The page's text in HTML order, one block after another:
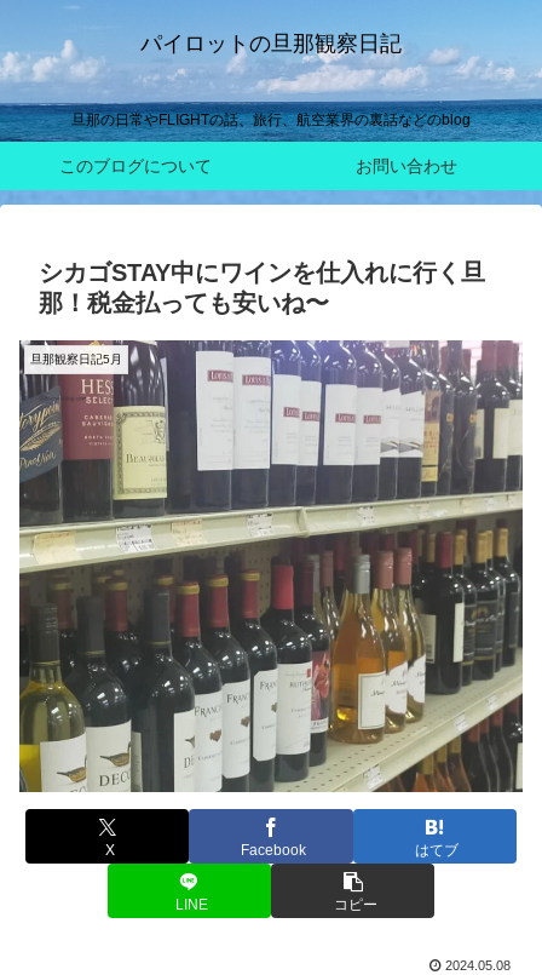
パイロットの旦那観察日記
旦那の日常やFLIGHTの話、旅行、航空業界の裏話などのblog
このブログについて お問い合わせ
シカゴSTAY中にワインを仕入れに行く旦
那！税金払っても安いね〜
旦那観察日記5月
X Facebook はてブ
LINE コピー
2024.05.08